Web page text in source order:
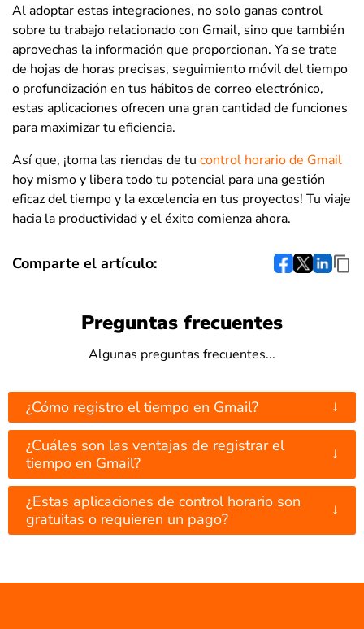
Al adoptar estas integraciones, no solo ganas control
sobre tu trabajo relacionado con Gmail, sino que también
aprovechas la información que proporcionan. Ya se trate
de hojas de horas precisas, seguimiento móvil del tiempo
o profundización en tus hábitos de correo electrónico,
estas aplicaciones ofrecen una gran cantidad de funciones
para maximizar tu eficiencia.
Así que, ¡toma las riendas de tu control horario de Gmail
hoy mismo y libera todo tu potencial para una gestión
eficaz del tiempo y la excelencia en tus proyectos! Tu viaje
hacia la productividad y el éxito comienza ahora.
Comparte el artículo:
Preguntas frecuentes
Algunas preguntas frecuentes...
¿Cómo registro el tiempo en Gmail? ↓
¿Cuáles son las ventajas de registrar el
tiempo en Gmail?
↓
¿Estas aplicaciones de control horario son
gratuitas o requieren un pago?
↓